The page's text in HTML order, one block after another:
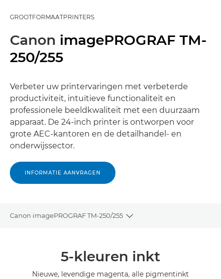
GROOTFORMAATPRINTERS
Canon imagePROGRAF TM-
250/255
Verbeter uw printervaringen met verbeterde
productiviteit, intuïtieve functionaliteit en
professionele beeldkwaliteit met een duurzaam
apparaat. De 24-inch printer is ontworpen voor
grote AEC-kantoren en de detailhandel- en
onderwijssector.
INFORMATIE AANVRAGEN
Canon imagePROGRAF TM-250/255
Toggle breadcrumbs
5-kleuren inkt
Nieuwe, levendige magenta, alle pigmentinkt